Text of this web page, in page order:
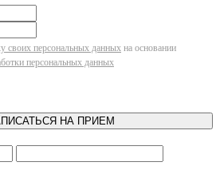
своих персональных данных на основании
персональных данных
НА ПРИЕМ